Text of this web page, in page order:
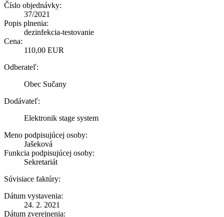
Číslo objednávky:
37/2021
Popis plnenia:
dezinfekcia-testovanie
Cena:
110,00 EUR
Odberateľ:
Obec Sučany
Dodávateľ:
Elektronik stage system
Meno podpisujúcej osoby:
Jašeková
Funkcia podpisujúcej osoby:
Sekretariát
Súvisiace faktúry:
Dátum vystavenia:
24. 2. 2021
Dátum zverejnenia: